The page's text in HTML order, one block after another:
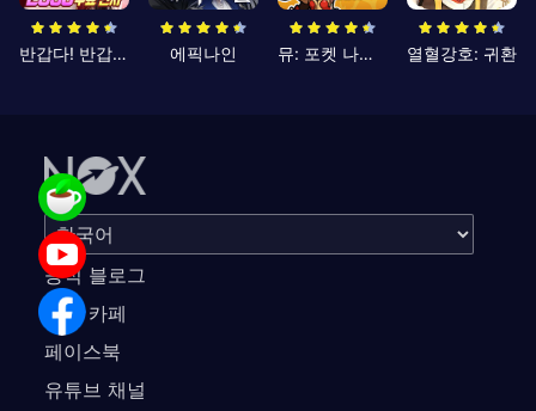
반갑다! 반갑삼국지 에픽나인 뮤: 포켓 나이츠 열혈강호: 귀환
공식 블로그
공식 카페
페이스북
유튜브 채널